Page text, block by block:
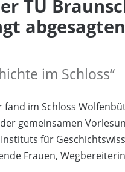
TU
im Schloss“
im Schloss
gemeinsamen
für
Frauen,